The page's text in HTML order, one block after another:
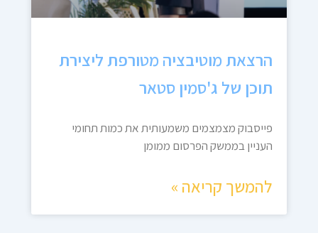
הרצאת מוטיבציה מטורפת ליצירת
תוכן של ג'סמין סטאר
פייסבוק מצמצמים משמעותית את כמות תחומי
העניין בממשק הפרסום ממומן
להמשך קריאה »